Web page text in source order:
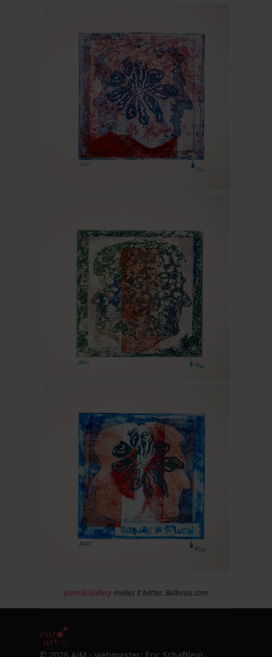
Joomla Gallerymakes it better. Balbooa.com